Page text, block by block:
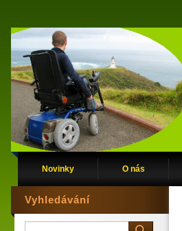
Novinky O nás
Vyhledávání